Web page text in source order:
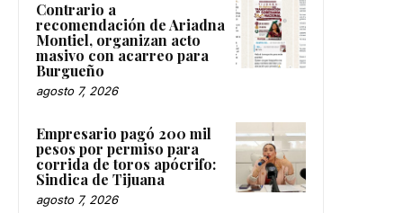
Contrario a
recomendación de Ariadna
Montiel, organizan acto
masivo con acarreo para
Burgueño
agosto 7, 2026
Empresario pagó 200 mil
pesos por permiso para
corrida de toros apócrifo:
Sindica de Tijuana
agosto 7, 2026